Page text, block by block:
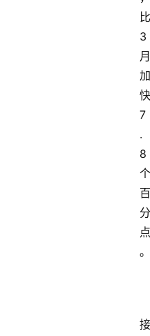
比
3
月
加
快
7
.
8
个
百
分
点
。
接